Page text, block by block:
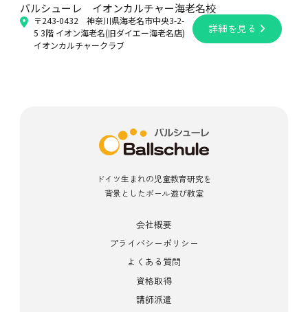
バルシューレ イオンカルチャー海老名校
〒243-0432 神奈川県海老名市中央3-2-
5 3階 イオン海老名(旧ダイエー海老名店)
イオンカルチャークラブ
詳細を見る
ドイツ生まれの児童教育研究を
背景としたボール遊び教室
会社概要
プライバシーポリシー
よくある質問
資格取得
講師派遣